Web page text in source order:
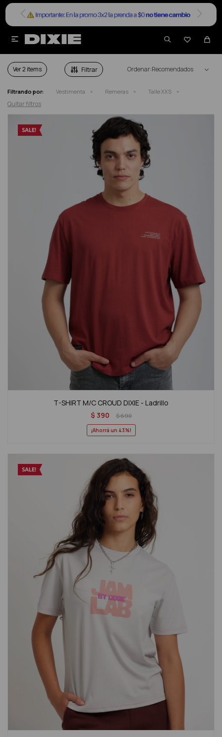


REMERAS EN SALE TALLE XXS
Ver Recomendados
Filtrando por: Vestimenta Remeras Talle XXS
Quitar filtros
T-SHIRT M/C CROUD DIXIE - Ladrillo
$ 390 $690
43